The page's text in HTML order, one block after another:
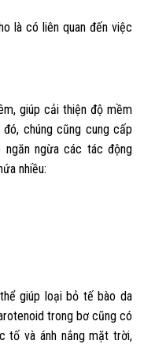
là có liên quan đến việc
giúp cải thiện độ mềm
chúng cũng cung cấp
ngăn ngừa các tác động
nhiều:
giúp loại bỏ tế bào da
trong bơ cũng có
tố và ánh nắng mặt trời,